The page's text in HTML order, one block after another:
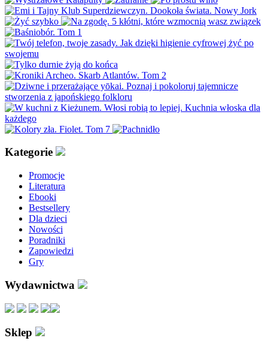
Kategorie
Promocje
Literatura
Ebooki
Bestsellery
Dla dzieci
Nowości
Poradniki
Zapowiedzi
Gry
Wydawnictwa
Sklep